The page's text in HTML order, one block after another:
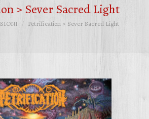
> Sever Sacred Light
Petrification > Sever Sacred Light